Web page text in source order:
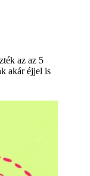
az az 5
akár éjjel is